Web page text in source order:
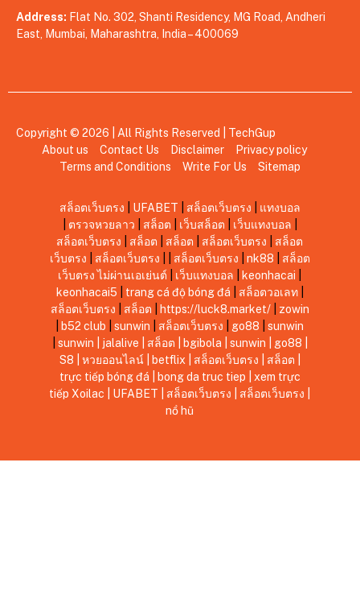
Address: Flat No. 302, Shanti Residency, MG Road, Andheri
East, Mumbai, Maharashtra, India – 400069
Copyright © 2026 | All Rights Reserved | TechGup
About us
Contact Us Disclaimer
Privacy policy
Terms and Conditions
Write For Us Sitemap
สล็อตเว็บตรง UFABET สล็อตเว็บตรง
แทงบอล
ตรวจหวยลาว สล็อต เว็บสล็อต เว็บแทงบอล
สล็อตเว็บตรง
สล็อต สล็อต สล็อตเว็บตรง
สล็อต
เว็บตรง
สล็อตเว็บตรง สล็อตเว็บตรง nk88
สล็อต
เว็บตรง ไม่ผ่านเอเย่นต์
เว็บแทงบอล keonhacai
keonhacai5
trang cá độ bóng đá สล็อตวอเลท|
สล็อตเว็บตรง
สล็อต https://luck8.market/| zowin
b52 club |sunwin สล็อตเว็บตรง go88 |sunwin
sunwin jalalive สล็อต bgibola sunwin go88
S8
หวยออนไลน์| betflix สล็อตเว็บตรง สล็อต
trực tiếp bóng đá
bong da truc tiep
xem trực
tiếp Xoilac
UFABET สล็อตเว็บตรง สล็อตเว็บตรง
nổ hũ